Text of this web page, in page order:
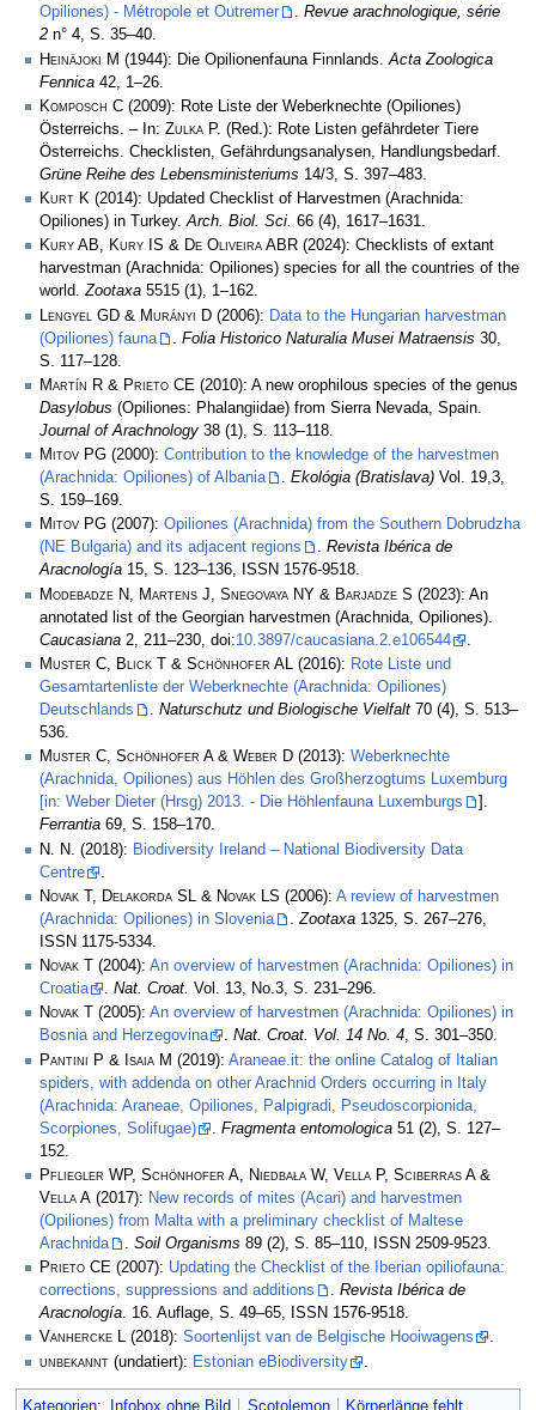
Opiliones) - Métropole et Outremer
. Revue arachnologique, série
2 n° 4, S. 35–40.
Heinäjoki M (1944): Die Opilionenfauna Finnlands. Acta Zoologica
Fennica 42, 1–26.
Komposch C (2009): Rote Liste der Weberknechte (Opiliones)
Österreichs. – In: Zulka P. (Red.): Rote Listen gefährdeter Tiere
Österreichs. Checklisten, Gefährdungsanalysen, Handlungsbedarf.
Grüne Reihe des Lebensministeriums 14/3, S. 397–483.
Kurt K (2014): Updated Checklist of Harvestmen (Arachnida:
Opiliones) in Turkey.Arch. Biol. Sci. 66 (4), 1617–1631.
Kury AB, Kury IS & De Oliveira ABR (2024): Checklists of extant
harvestman (Arachnida: Opiliones) species for all the countries of the
world.Zootaxa 5515 (1), 1–162.
Lengyel GD & Murányi D (2006): Data to the Hungarian harvestman
(Opiliones) fauna
Folia Historico Naturalia Musei Matraensis 30,
S. 117–128.
Martín R & Prieto CE (2010): A new orophilous species of the genus
Dasylobus (Opiliones: Phalangiidae) from Sierra Nevada, Spain.
Journal of Arachnology 38 (1), S. 113–118.
Mitov PG (2000): Contribution to the knowledge of the harvestmen
(Arachnida: Opiliones) of Albania
. Ekológia (Bratislava) Vol. 19,3,
S. 159–169.
Mitov PG (2007): Opiliones (Arachnida) from the Southern Dobrudzha
(NE Bulgaria) and its adjacent regions
. Revista Ibérica de
Aracnología 15, S. 123–136, ISSN 1576-9518.
Modebadze N, Martens J, Snegovaya NY & Barjadze S (2023): An
annotated list of the Georgian harvestmen (Arachnida, Opiliones).
Caucasiana 2, 211–230, doi:10.3897/caucasiana.2.e106544
Muster C, Blick T & Schönhofer AL (2016): Rote Liste und
Gesamtartenliste der Weberknechte (Arachnida: Opiliones)
Deutschlands
. Naturschutz und Biologische Vielfalt 70 (4), S. 513–
536.
Muster C, Schönhofer A & Weber D (2013): Weberknechte
(Arachnida, Opiliones) aus Höhlen des Großherzogtums Luxemburg
[in: Weber Dieter (Hrsg) 2013. - Die Höhlenfauna Luxemburgs
].
Ferrantia 69, S. 158–170.
N. N.
(2018): Biodiversity Ireland – National Biodiversity Data
Centre
Novak T, Delakorda SL & Novak LS (2006): A review of harvestmen
(Arachnida: Opiliones) in Slovenia
.Zootaxa 1325, S. 267–276,
ISSN 1175-5334.
Novak T
(2004): An overview of harvestmen (Arachnida: Opiliones) in
Croatia
. Nat. Croat. Vol. 13, No.3, S. 231–296.
Novak T
(2005): An overview of harvestmen (Arachnida: Opiliones) in
Bosnia and Herzegovina
. Nat. Croat. Vol. 14 No. 4, S. 301–350.
Pantini P & Isaia M (2019): Araneae.it: the online Catalog of Italian
spiders, with addenda on other Arachnid Orders occurring in Italy
(Arachnida: Araneae, Opiliones, Palpigradi, Pseudoscorpionida,
Scorpiones, Solifugae)
Fragmenta entomologica 51 (2), S. 127–
152.
Pfliegler WP, Schönhofer A, Niedbała W, Vella P, Sciberras A &
Vella A (2017): New records of mites (Acari) and harvestmen
(Opiliones) from Malta with a preliminary checklist of Maltese
Arachnida
. Soil Organisms 89 (2), S. 85–110, ISSN 2509-9523.
Prieto CE (2007): Updating the Checklist of the Iberian opiliofauna:
corrections, suppressions and additions
. Revista Ibérica de
Aracnología. 16. Auflage, S. 49–65, ISSN 1576-9518.
Vanhercke L (2018): Soortenlijst van de Belgische Hooiwagens
.
unbekannt (undatiert): Estonian eBiodiversity